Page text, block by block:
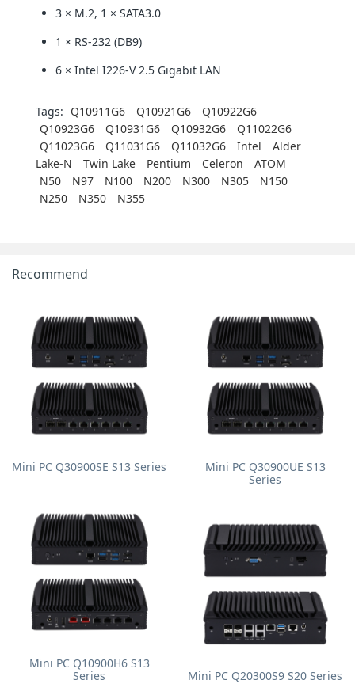
3 × M.2, 1 × SATA3.0
1 × RS-232 (DB9)
6 × Intel I226-V 2.5 Gigabit LAN
Tags: Q10911G6 Q10921G6
Q10922G6
Q10923G6
Q10931G6 Q10932G6
Q11022G6
Q11023G6
Q11031G6 Q11032G6 Intel
Alder
Lake-N
Twin Lake Pentium Celeron
ATOM
N50
N97 N100 N200 N300 N305
N150
N250
N350 N355
Recommend
Mini PC Q30900SE S13 Series
Mini PC Q30900UE S13
Series
Mini PC Q10900H6 S13
Series
Mini PC Q20300S9 S20 Series